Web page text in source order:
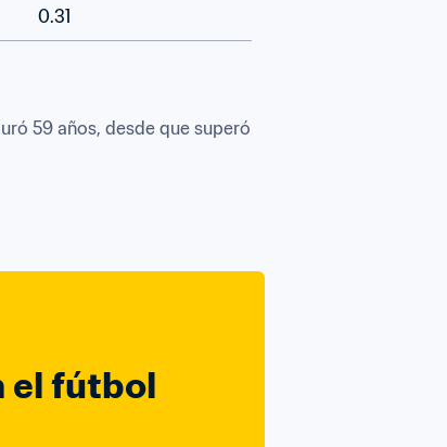
0.31
59 años, desde que superó
el fútbol